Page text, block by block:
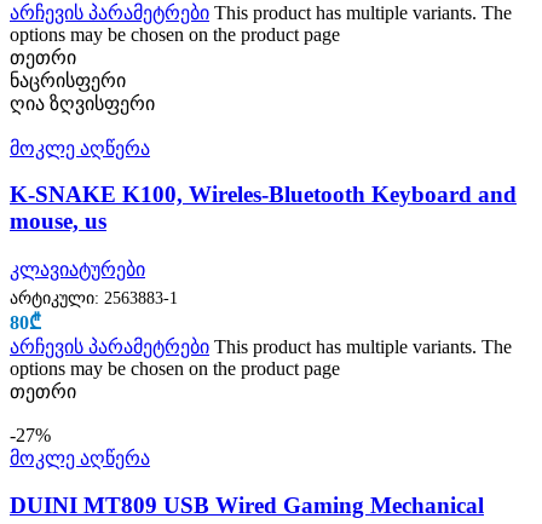
არჩევის პარამეტრები This product has multiple variants. The
options may be chosen on the product page
თეთრი
ნაცრისფერი
ღია ზღვისფერი
მოკლე აღწერა
K-SNAKE K100, Wireles-Bluetooth Keyboard and
mouse, us
კლავიატურები
არტიკული: 2563883-1
80₾
არჩევის პარამეტრები This product has multiple variants. The
options may be chosen on the product page
თეთრი
-27%
მოკლე აღწერა
DUINI MT809 USB Wired Gaming Mechanical